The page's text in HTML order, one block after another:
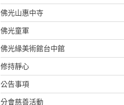
佛光山惠中寺
佛光童軍
佛光緣美術館台中館
修持靜心
公告事項
分會慈善活動